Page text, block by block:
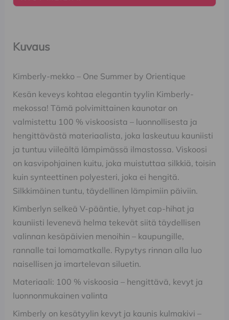
Kuvaus
Kimberly-mekko – One Summer by Orientique
Kesän keveys kohtaa elegantin tyylin Kimberly-
mekossa! Tämä polvimittainen kaunotar on
valmistettu 100 % viskoosista – luonnollisesta ja
hengittävästä materiaalista, joka laskeutuu kauniisti
ja tuntuu viileältä lämpimässä ilmastossa. Viskoosi
on kasvipohjainen kuitu, joka muistuttaa silkkiä, toisin
kuin synteettinen polyesteri, joka ei hengitä.
Silkkimäinen tuntu, täydellinen lämpimiin päiviin.
Kimberlyn selkeä V-pääntie, lyhyet cap-hihat ja
kauniisti levenevä helma tekevät siitä täydellisen
valinnan kesäpäivien menoihin – kaupungille,
rannalle tai lomamatkalle. Rypytys rinnan alla luo
naisellisen ja imartelevan siluetin.
Materiaali: 100 % viskoosia – hengittävä, kevyt ja
luonnonmukainen valinta
Kimberly on kesätyylin kevyt ja kaunis kulmakivi –